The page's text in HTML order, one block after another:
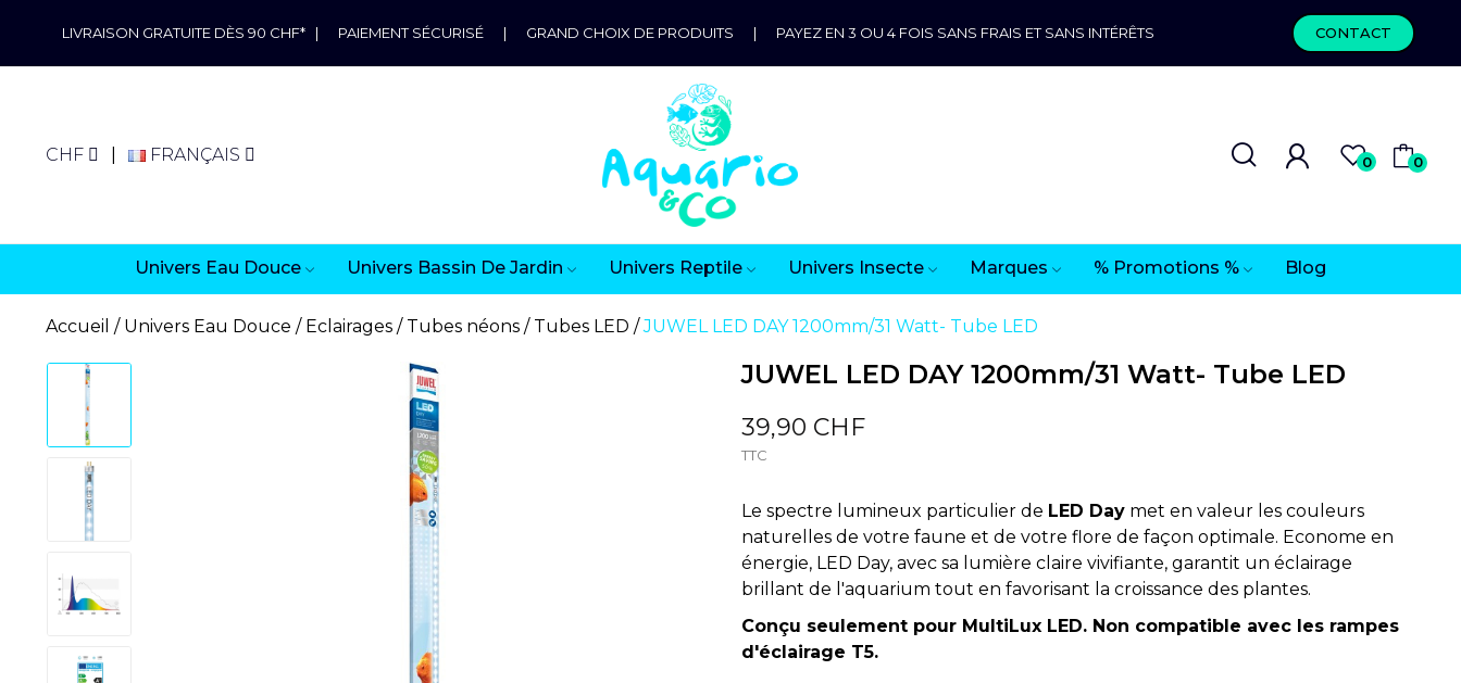
LIVRAISON GRATUITE DÈS 90 CHF* | PAIEMENT SÉCURISÉ | GRAND CHOIX DE PRODUITS | PAYEZ EN 3 OU 4 FOIS SANS FRAIS ET SANS INTÉRÊTS CONTACT
CHF FRANÇAIS 0 0
Univers Eau Douce Univers Bassin De Jardin Univers Reptile Univers Insecte Marques % Promotions % Blog
Accueil Univers Eau Douce Eclairages Tubes néons Tubes LED JUWEL LED DAY 1200mm/31 Watt- Tube LED
JUWEL LED DAY 1200mm/31 Watt- Tube LED
39,90 CHF
TTC
Le spectre lumineux particulier de LED Day met en valeur les couleurs
naturelles de votre faune et de votre flore de façon optimale. Econome en
énergie, LED Day, avec sa lumière claire vivifiante, garantit un éclairage
brillant de l'aquarium tout en favorisant la croissance des plantes.
Conçu seulement pour MultiLux LED. Non compatible avec les rampes
d'éclairage T5.